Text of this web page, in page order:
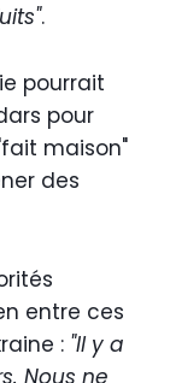
.
pourrait
pour
maison"
des
entre ces
: "Il y a
Nous ne